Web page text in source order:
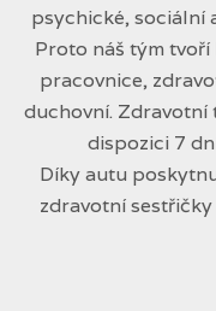
psychické, sociální
Proto náš tým
pracovnice,
duchovní. Zdravotní
dispozici 7
Díky autu
zdravotní